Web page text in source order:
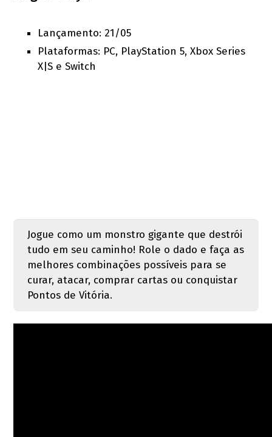
Lançamento: 21/05
Plataformas: PC, PlayStation 5, Xbox Series
X|S e Switch
Jogue como um monstro gigante que destrói
tudo em seu caminho! Role o dado e faça as
melhores combinações possíveis para se
curar, atacar, comprar cartas ou conquistar
Pontos de Vitória.